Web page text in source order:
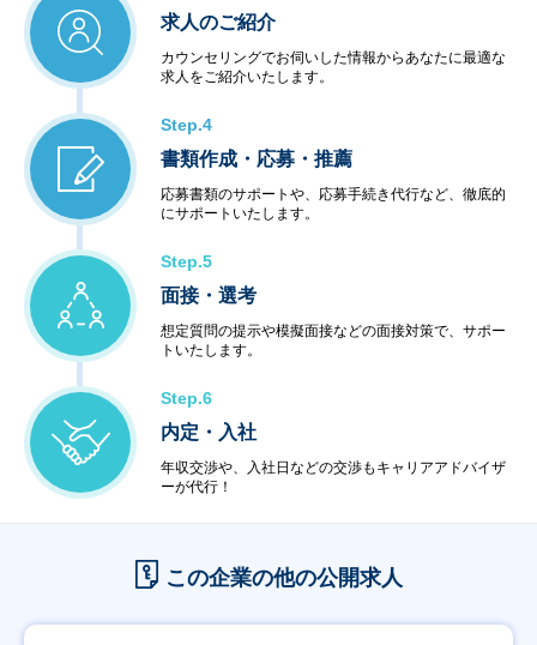
求人のご紹介
カウンセリングでお伺いした情報からあなたに最適な
求人をご紹介いたします。
Step.4
書類作成・応募・推薦
応募書類のサポートや、応募手続き代行など、徹底的
にサポートいたします。
Step.5
面接・選考
想定質問の提示や模擬面接などの面接対策で、サポー
トいたします。
Step.6
内定・入社
年収交渉や、入社日などの交渉もキャリアアドバイザ
ーが代行！
この企業の他の公開求人